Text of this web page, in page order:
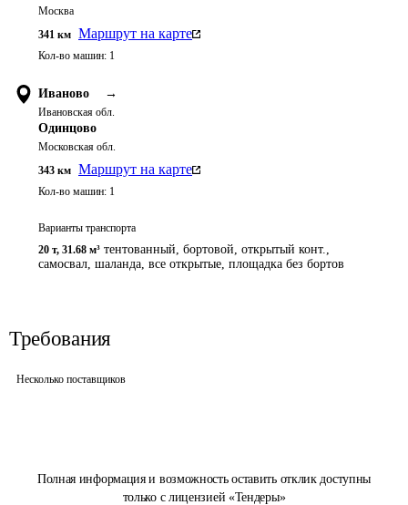
Полная информация и возможность оставить отклик доступны
только с лицензией «Тендеры»
Москва
341 км Маршрут на карте
Кол-во машин: 1
Иваново →
Ивановская обл.
Одинцово
Московская обл.
343 км Маршрут на карте
Кол-во машин: 1
Варианты транспорта
20 т, 31.68 м³ тентованный, бортовой, открытый конт.,
самосвал, шаланда, все открытые, площадка без бортов
Требования
Несколько поставщиков